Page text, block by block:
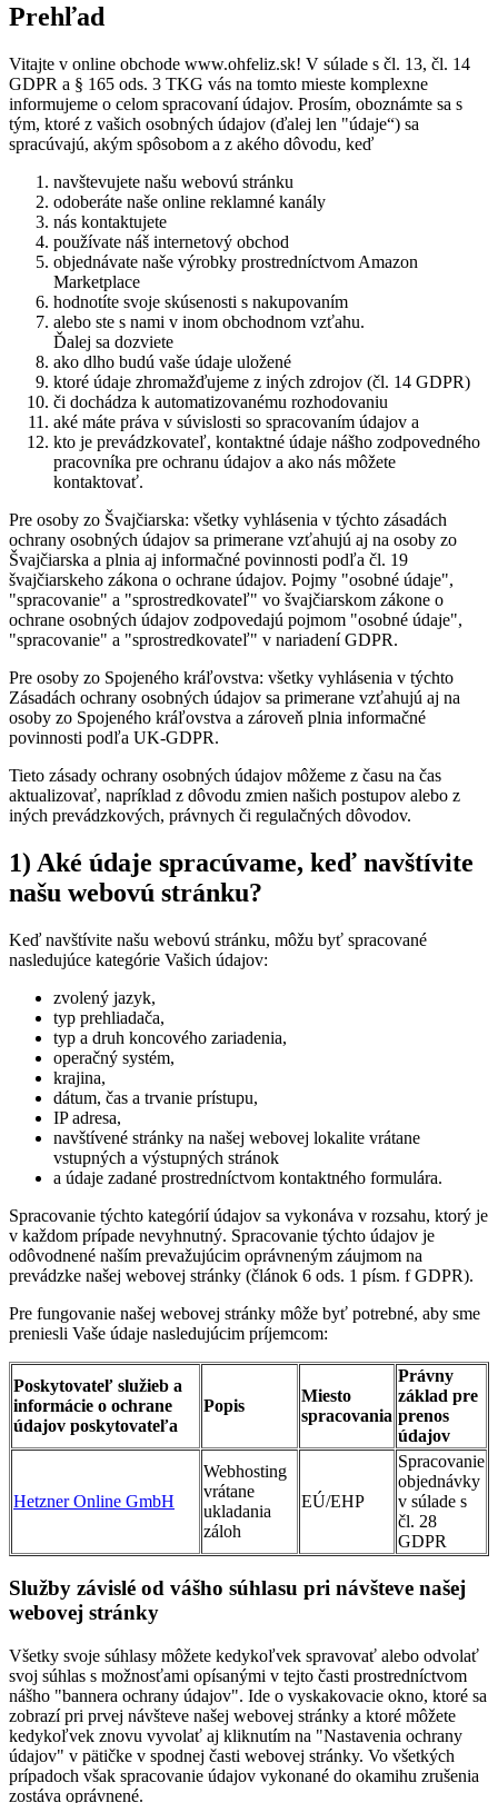
Prehľad
Vitajte v online obchode www.ohfeliz.sk! V súlade s čl. 13, čl. 14
GDPR a § 165 ods. 3 TKG vás na tomto mieste komplexne
informujeme o celom spracovaní údajov. Prosím, oboznámte sa s
tým, ktoré z vašich osobných údajov (ďalej len "údaje“) sa
spracúvajú, akým spôsobom a z akého dôvodu, keď
navštevujete našu webovú stránku
odoberáte naše online reklamné kanály
nás kontaktujete
používate náš internetový obchod
objednávate naše výrobky prostredníctvom Amazon
Marketplace
hodnotíte svoje skúsenosti s nakupovaním
alebo ste s nami v inom obchodnom vzťahu.
Ďalej sa dozviete
ako dlho budú vaše údaje uložené
ktoré údaje zhromažďujeme z iných zdrojov (čl. 14 GDPR)
či dochádza k automatizovanému rozhodovaniu
aké máte práva v súvislosti so spracovaním údajov a
kto je prevádzkovateľ, kontaktné údaje nášho zodpovedného
pracovníka pre ochranu údajov a ako nás môžete
kontaktovať.
Pre osoby zo Švajčiarska: všetky vyhlásenia v týchto zásadách
ochrany osobných údajov sa primerane vzťahujú aj na osoby zo
Švajčiarska a plnia aj informačné povinnosti podľa čl. 19
švajčiarskeho zákona o ochrane údajov. Pojmy "osobné údaje",
"spracovanie" a "sprostredkovateľ" vo švajčiarskom zákone o
ochrane osobných údajov zodpovedajú pojmom "osobné údaje",
"spracovanie" a "sprostredkovateľ" v nariadení GDPR.
Pre osoby zo Spojeného kráľovstva: všetky vyhlásenia v týchto
Zásadách ochrany osobných údajov sa primerane vzťahujú aj na
osoby zo Spojeného kráľovstva a zároveň plnia informačné
povinnosti podľa UK-GDPR.
Tieto zásady ochrany osobných údajov môžeme z času na čas
aktualizovať, napríklad z dôvodu zmien našich postupov alebo z
iných prevádzkových, právnych či regulačných dôvodov.
1) Aké údaje spracúvame, keď navštívite
našu webovú stránku?
Keď navštívite našu webovú stránku, môžu byť spracované
nasledujúce kategórie Vašich údajov:
zvolený jazyk,
typ prehliadača,
typ a druh koncového zariadenia,
operačný systém,
krajina,
dátum, čas a trvanie prístupu,
IP adresa,
navštívené stránky na našej webovej lokalite vrátane
vstupných a výstupných stránok
a údaje zadané prostredníctvom kontaktného formulára.
Spracovanie týchto kategórií údajov sa vykonáva v rozsahu, ktorý je
v každom prípade nevyhnutný. Spracovanie týchto údajov je
odôvodnené naším prevažujúcim oprávneným záujmom na
prevádzke našej webovej stránky (článok 6 ods. 1 písm. f GDPR).
Pre fungovanie našej webovej stránky môže byť potrebné, aby sme
preniesli Vaše údaje nasledujúcim príjemcom:
Poskytovateľ služieb a
informácie o ochrane
údajov poskytovateľa
Popis
Miesto
spracovania
Právny
základ pre
prenos
údajov
Hetzner Online GmbH
Webhosting
vrátane
ukladania
záloh
EÚ/EHP
Spracovanie
objednávky
v súlade s
čl. 28
GDPR
Služby závislé od vášho súhlasu pri návšteve našej
webovej stránky
Všetky svoje súhlasy môžete kedykoľvek spravovať alebo odvolať
svoj súhlas s možnosťami opísanými v tejto časti prostredníctvom
nášho "bannera ochrany údajov". Ide o vyskakovacie okno, ktoré sa
zobrazí pri prvej návšteve našej webovej stránky a ktoré môžete
kedykoľvek znovu vyvolať aj kliknutím na "Nastavenia ochrany
údajov" v pätičke v spodnej časti webovej stránky. Vo všetkých
prípadoch však spracovanie údajov vykonané do okamihu zrušenia
zostáva oprávnené.